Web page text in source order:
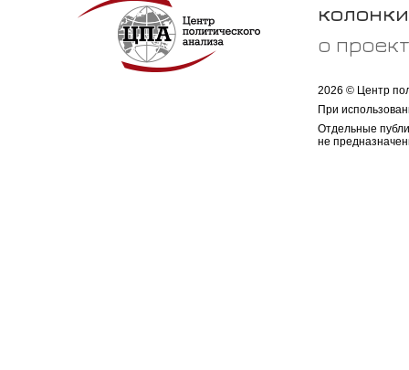
колонки
о
2026 © Центр
При
Отдельные
не